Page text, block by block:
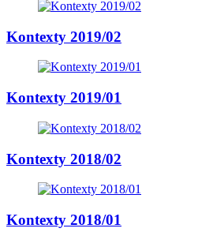
Kontexty 2019/02
Kontexty 2019/01
Kontexty 2018/02
Kontexty 2018/01